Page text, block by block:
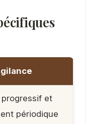
et
périodique